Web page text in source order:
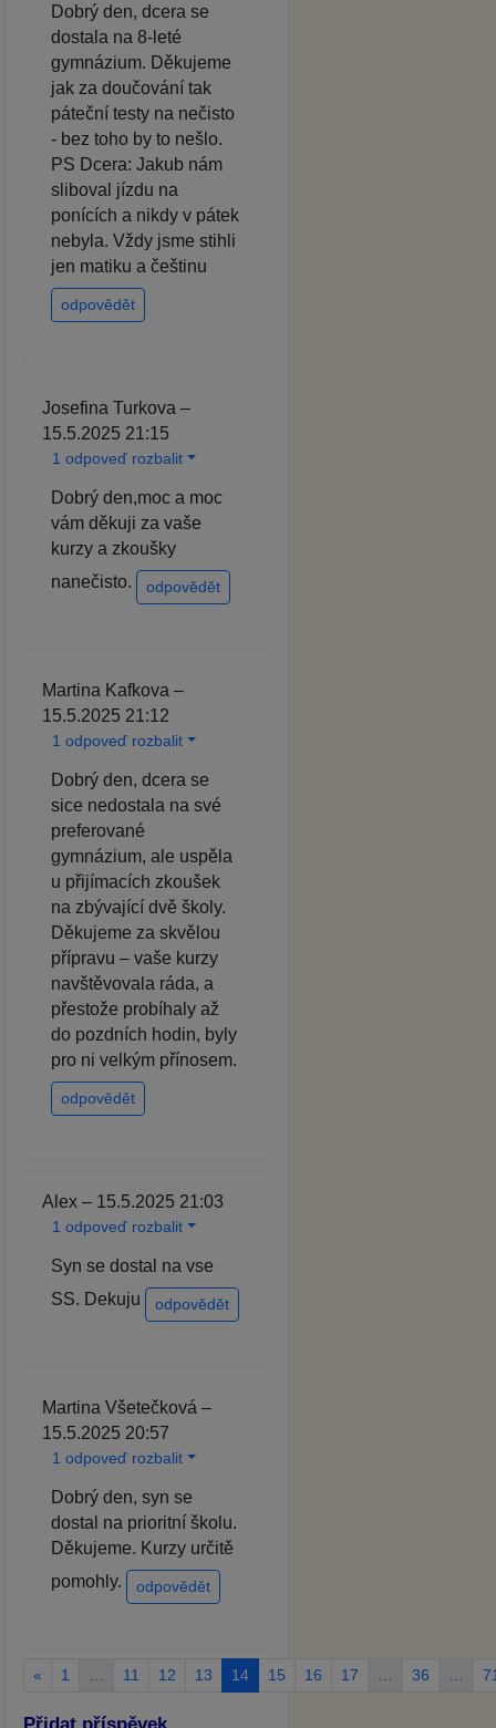
Dobrý den, dcera se
dostala na 8-leté
gymnázium. Děkujeme
jak za doučování tak
páteční testy na nečisto
- bez toho by to nešlo.
PS Dcera: Jakub nám
sliboval jízdu na
ponících a nikdy v pátek
nebyla. Vždy jsme stihli
jen matiku a češtinu
odpovědět
Josefina Turkova –
15.5.2025 21:15
1 odpoveď rozbalit
Dobrý den,moc a moc
vám děkuji za vaše
kurzy a zkoušky
nanečisto.
odpovědět
Martina Kafkova –
15.5.2025 21:12
1 odpoveď rozbalit
Dobrý den, dcera se
sice nedostala na své
preferované
gymnázium, ale uspěla
u přijímacích zkoušek
na zbývající dvě školy.
Děkujeme za skvělou
přípravu – vaše kurzy
navštěvovala ráda, a
přestože probíhaly až
do pozdních hodin, byly
pro ni velkým přínosem.
odpovědět
Alex – 15.5.2025 21:03
1 odpoveď rozbalit
Syn se dostal na vse
SS. Dekuju
odpovědět
Martina Všetečková –
15.5.2025 20:57
1 odpoveď rozbalit
Dobrý den, syn se
dostal na prioritní školu.
Děkujeme. Kurzy určitě
pomohly.
odpovědět
« 1 11 12 13 14 15 16 17 36